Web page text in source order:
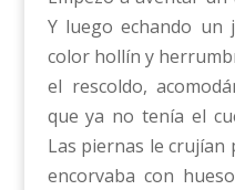
Y luego echando un
color hollín y
el rescoldo,
que ya no tenía el
Las piernas le crujían
encorvaba con